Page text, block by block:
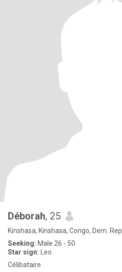
Déborah, 25
Kinshasa, Kinshasa, Congo, Dem. Rep
Seeking: Male 26 - 50
Star sign: Leo
Célibataire